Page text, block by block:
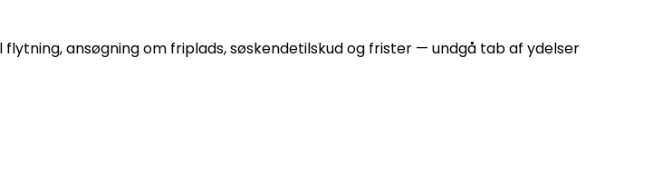
ansøgning om friplads, søskendetilskud og frister — undgå tab af ydelser